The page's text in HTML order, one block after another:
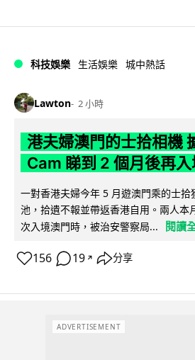
科技娛樂 生活娛樂 城中熱話
Lawton 2 小時
港夫婦澳門的士拾相機
Cam 睇到 2 個月後再
一對香港夫婦今年 5 月遊澳門乘的士拾
池，拾遺不報並帶返香港自用。兩人本
次入境澳門時，被治安警察局...
閱讀
156 19 ↗ 分享
ADVERTISEMENT